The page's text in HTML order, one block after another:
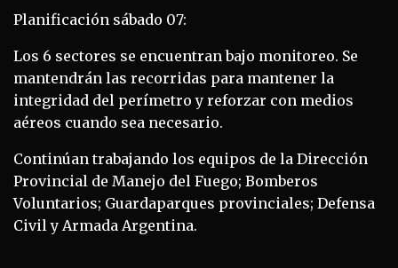
Planificación sábado 07:
Los 6 sectores se encuentran bajo monitoreo. Se
mantendrán las recorridas para mantener la
integridad del perímetro y reforzar con medios
aéreos cuando sea necesario.
Continúan trabajando los equipos de la Dirección
Provincial de Manejo del Fuego; Bomberos
Voluntarios; Guardaparques provinciales; Defensa
Civil y Armada Argentina.